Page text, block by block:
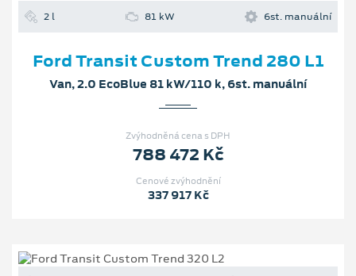
2 l 81 kW 6st. manuální
Ford Transit Custom Trend 280 L1
Van, 2.0 EcoBlue 81 kW/110 k, 6st. manuální
Zvýhodněná cena s DPH
788 472 Kč
Cenové zvýhodnění
337 917 Kč